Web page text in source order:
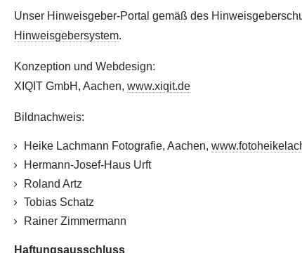
Unser Hinweisgeber-Portal gemäß des
Hinweisgebersystem.
Konzeption und Webdesign:
XIQIT GmbH, Aachen, www.xiqit.de
Bildnachweis:
Heike Lachmann Fotografie, Aachen,
Hermann-Josef-Haus Urft
Roland Artz
Tobias Schatz
Rainer Zimmermann
Haftungsausschluss